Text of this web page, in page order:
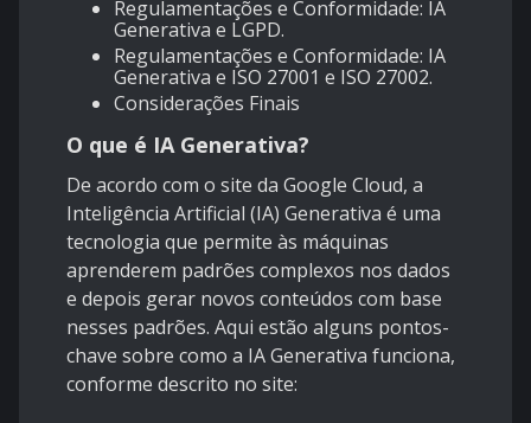
Regulamentações e Conformidade: IA
Generativa e LGPD.
Regulamentações e Conformidade: IA
Generativa e ISO 27001 e ISO 27002.
Considerações Finais
O que é IA Generativa?
De acordo com o site da Google Cloud, a
Inteligência Artificial (IA) Generativa é uma
tecnologia que permite às máquinas
aprenderem padrões complexos nos dados
e depois gerar novos conteúdos com base
nesses padrões. Aqui estão alguns pontos-
chave sobre como a IA Generativa funciona,
conforme descrito no site: